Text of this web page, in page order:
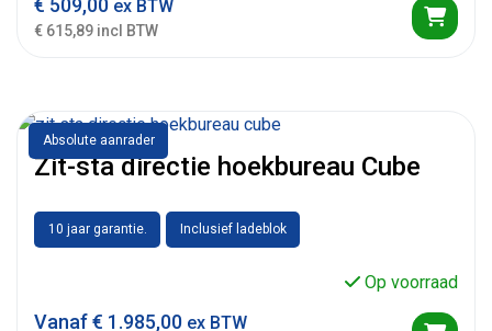
ex BTW
€ 615,89 incl BTW
Absolute aanrader
Zit-sta directie hoekbureau Cube
10 jaar garantie. Inclusief ladeblok
Op voorraad
Vanaf€ 1.985,00 ex BTW